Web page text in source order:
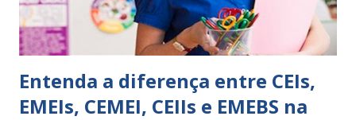
ambiente...
Entenda a diferença entre CEIs,
EMEIs, CEMEI, CEIIs e EMEBS na